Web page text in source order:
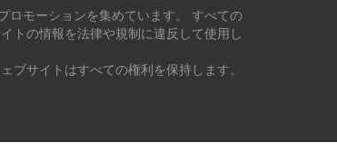
ロモーションを集めています。 すべての
トの情報を法律や規制に違反して使用し
ブサイトはすべての権利を保持します。